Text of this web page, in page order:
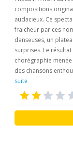
compositions
audacieux. Ce
fraicheur par ces
danseuses, un
surprises. Le
chorégraphie
des chansons
suite